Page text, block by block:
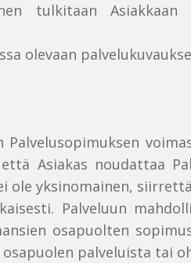
tulkitaan Asiakkaan
olevaan
Asiakas noudattaa
ole yksinomainen,
Palveluun
osapuolten
palveluista tai